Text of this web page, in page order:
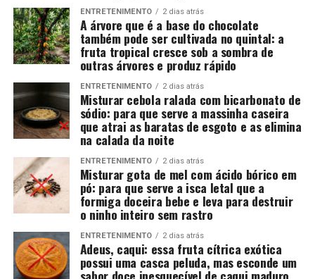
ENTRETENIMENTO 2 dias atrás
A árvore que é a base do chocolate
também pode ser cultivada no quintal: a
fruta tropical cresce sob a sombra de
outras árvores e produz rápido
ENTRETENIMENTO 2 dias atrás
Misturar cebola ralada com bicarbonato de
sódio: para que serve a massinha caseira
que atrai as baratas de esgoto e as elimina
na calada da noite
ENTRETENIMENTO 2 dias atrás
Misturar gota de mel com ácido bórico em
pó: para que serve a isca letal que a
formiga doceira bebe e leva para destruir
o ninho inteiro sem rastro
ENTRETENIMENTO 2 dias atrás
Adeus, caqui: essa fruta cítrica exótica
possui uma casca peluda, mas esconde um